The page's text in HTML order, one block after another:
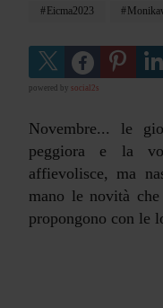
Eicma2023
powered by social2s
Novembre... le
peggiora e la
affievolisce, ma
mano le novità
propongono con le